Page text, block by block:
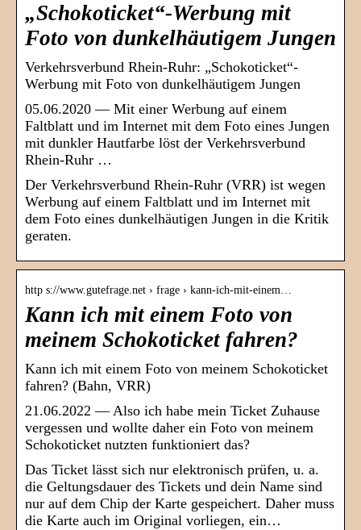
„Schokoticket“-Werbung mit
Foto von dunkelhäutigem Jungen
Verkehrsverbund Rhein-Ruhr: „Schokoticket“-
Werbung mit Foto von dunkelhäutigem Jungen
05.06.2020 — Mit einer Werbung auf einem
Faltblatt und im Internet mit dem Foto eines Jungen
mit dunkler Hautfarbe löst der Verkehrsverbund
Rhein-Ruhr …
Der Verkehrsverbund Rhein-Ruhr (VRR) ist wegen
Werbung auf einem Faltblatt und im Internet mit
dem Foto eines dunkelhäutigen Jungen in die Kritik
geraten.
http s://www.gutefrage.net › frage › kann-ich-mit-einem…
Kann ich mit einem Foto von
meinem Schokoticket fahren?
Kann ich mit einem Foto von meinem Schokoticket
fahren? (Bahn, VRR)
21.06.2022 — Also ich habe mein Ticket Zuhause
vergessen und wollte daher ein Foto von meinem
Schokoticket nutzten funktioniert das?
Das Ticket lässt sich nur elektronisch prüfen, u. a.
die Geltungsdauer des Tickets und dein Name sind
nur auf dem Chip der Karte gespeichert. Daher muss
die Karte auch im Original vorliegen, ein…